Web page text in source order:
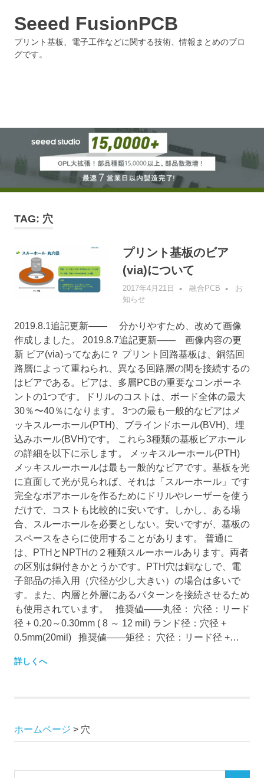
content
Seeed FusionPCB
プリント基板、電子工作などに関する技術、情報まとめのブロ
グです。
TAG: 穴
プリント基板のビア
(via)について
2017年4月21日 融合PCB
お
知らせ
2019.8.1追記更新—— 分かりやすため、改めて画像
作成しました。 2019.8.7追記更新—— 画像内容の更
新 ビア(via)ってなあに？ プリント回路基板は、銅箔回
路層によって重ねられ、異なる回路層の間を接続するの
はビアである。ビアは、多層PCBの重要なコンポーネ
ントの1つです。ドリルのコストは、ボード全体の最大
30％〜40％になります。 3つの最も一般的なビアはメ
ッキスルーホール(PTH)、ブラインドホール(BVH)、埋
込みホール(BVH)です。 これら3種類の基板ビアホール
の詳細を以下に示します。 メッキスルーホール(PTH)
メッキスルーホールは最も一般的なビアです。基板を光
に直面して光が見られば、それは「スルーホール」です
完全なボアホールを作るためにドリルやレーザーを使う
だけで、コストも比較的に安いです。しかし、ある場
合、スルーホールを必要としない。安いですが、基板の
スペースをさらに使用することがあります。 普通に
は、PTHとNPTHの２種類スルーホールあります。両者
の区別は銅付きかとうかです。PTH穴は銅なしで、電
子部品の挿入用（穴径が少し大きい）の場合は多いで
す。また、内層と外層にあるパターンを接続させるため
も使用されています。 推奨値——丸径： 穴径：リード
径 + 0.20～0.30mm ( 8 ～ 12 mil) ランド径：穴径 +
0.5mm(20mil) 推奨値——矩径： 穴径：リード径 +…
詳しくへ
ホームページ > 穴